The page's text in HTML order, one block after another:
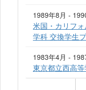
1989年8月 -
米国・カリフ
学科 交換学生
1983年4月 -
東京都立西高